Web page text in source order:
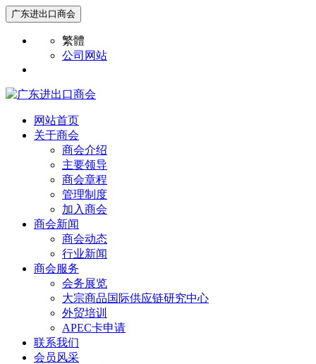
广东进出口商会
繁體
公司网站
网站首页
关于商会
商会介绍
主要领导
商会章程
管理制度
加入商会
商会新闻
商会动态
行业新闻
商会服务
会务展览
大宗商品国际供应链研究中心
外贸培训
APEC卡申请
联系我们
会员风采